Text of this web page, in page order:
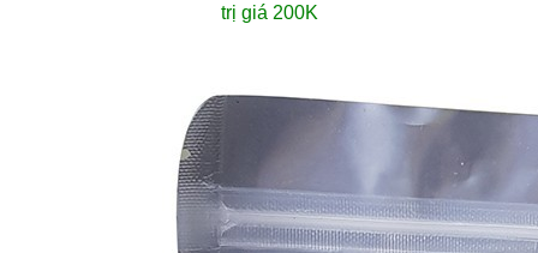
trị giá 200K